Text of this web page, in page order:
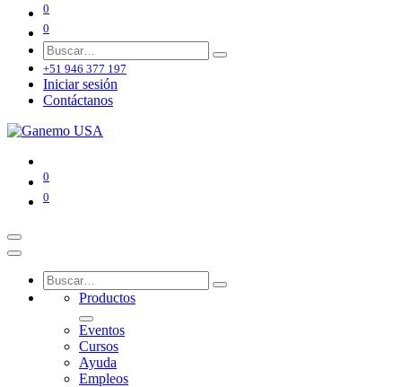
0
0
+51 946 377 197
Iniciar sesión
Contáctanos
0
0
Productos
Eventos
Cursos
Ayuda
Empleos